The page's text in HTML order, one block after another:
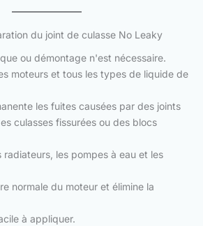
du joint de culasse No Leaky
ou démontage n'est nécessaire.
moteurs et tous les types de liquide de
les fuites causées par des joints
culasses fissurées ou des blocs
radiateurs, les pompes à eau et les
normale du moteur et élimine la
à appliquer.